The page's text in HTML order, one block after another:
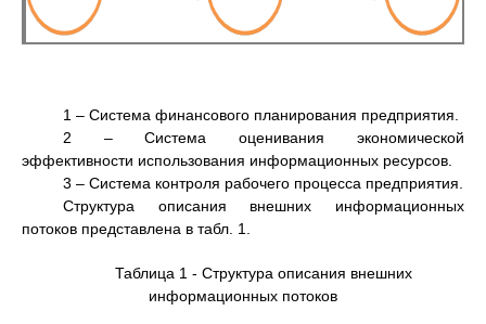
1 – Система финансового планирования предприятия.
2 – Система оценивания экономической
эффективности использования информационных ресурсов.
3 – Система контроля рабочего процесса предприятия.
Структура описания внешних информационных
потоков представлена в табл. 1.
Таблица 1 - Структура описания внешних
информационных потоков